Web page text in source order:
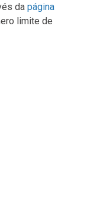
da página
limite de